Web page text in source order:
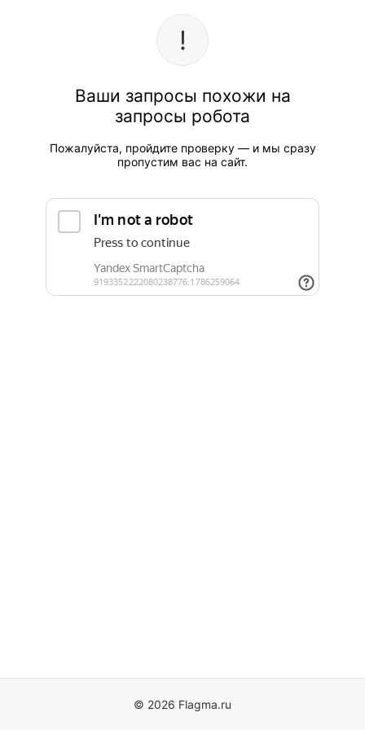
Ваши запросы похожи на
запросы робота
Пожалуйста, пройдите проверку — и мы сразу
пропустим вас на сайт.
© 2026 Flagma.ru